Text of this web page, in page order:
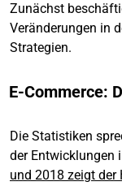
Zunächst
Veränderungen in
Strategien.
E-Commerce:
Die Statistiken
der Entwicklungen
und 2018 zeigt der